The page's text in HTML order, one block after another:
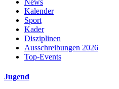
News
Kalender
Sport
Kader
Disziplinen
Ausschreibungen 2026
Top-Events
Jugend